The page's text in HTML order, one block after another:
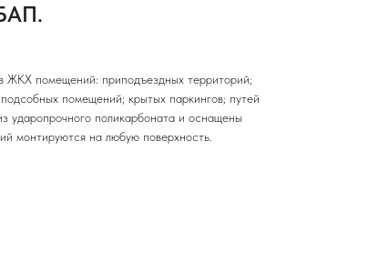
ЖКХ помещений: приподъездных территорий;
помещений; крытых паркингов; путей
ударопрочного поликарбоната и оснащены
монтируются на любую поверхность.